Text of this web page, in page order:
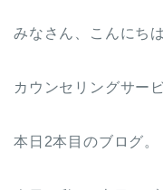
みなさん、こんにちは
カウンセリングサー
本日2本目のブログ。